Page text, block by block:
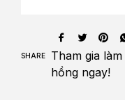
SHARE Tham gia làm
hồng ngay!